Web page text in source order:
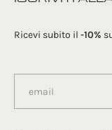
Ricevi subito il -10%